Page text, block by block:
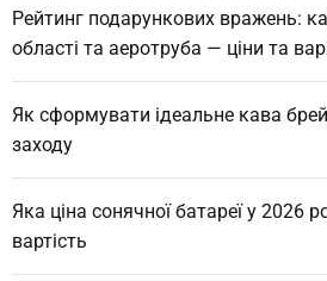
Рейтинг подарункових вражень:
області та аеротруба — ціни та
Як сформувати ідеальне кава
заходу
Яка ціна сонячної батареї у 2026
вартість